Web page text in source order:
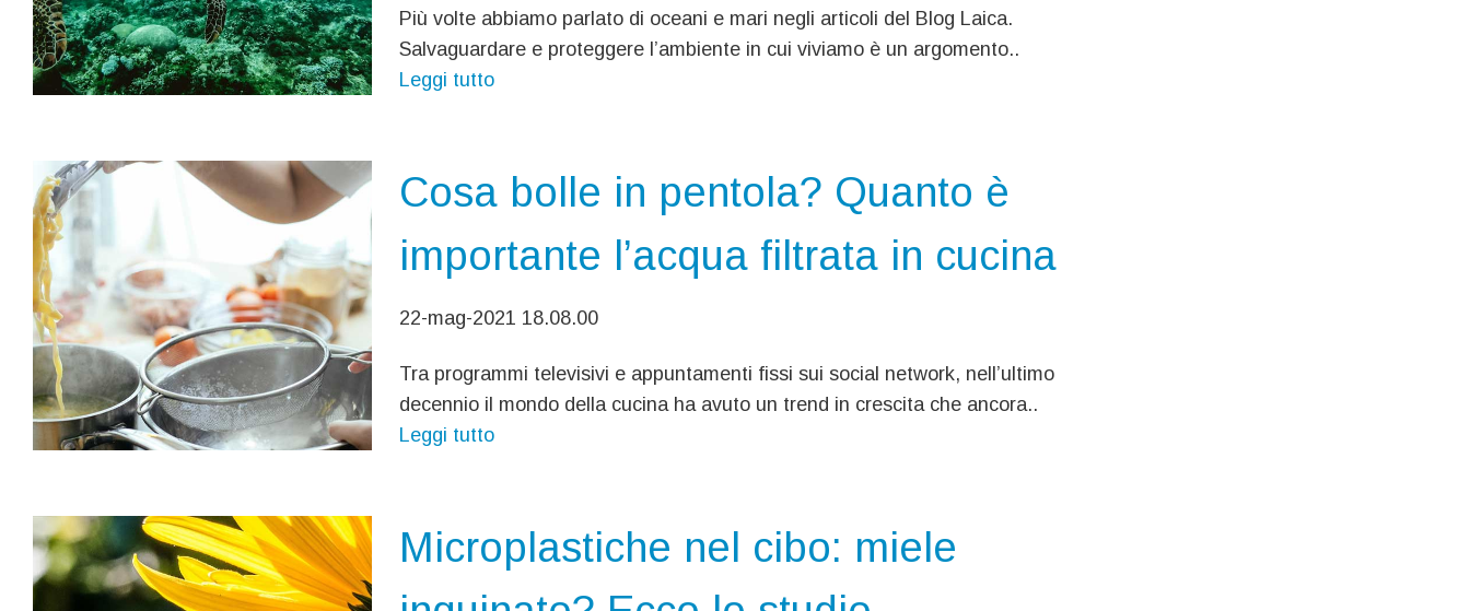
Più volte abbiamo parlato di oceani e mari negli articoli del Blog Laica.
Salvaguardare e proteggere l’ambiente in cui viviamo è un argomento..
Leggi tutto
Cosa bolle in pentola? Quanto è
importante l’acqua filtrata in cucina
22-mag-2021 18.08.00
Tra programmi televisivi e appuntamenti fissi sui social network, nell’ultimo
decennio il mondo della cucina ha avuto un trend in crescita che ancora..
Leggi tutto
Microplastiche nel cibo: miele